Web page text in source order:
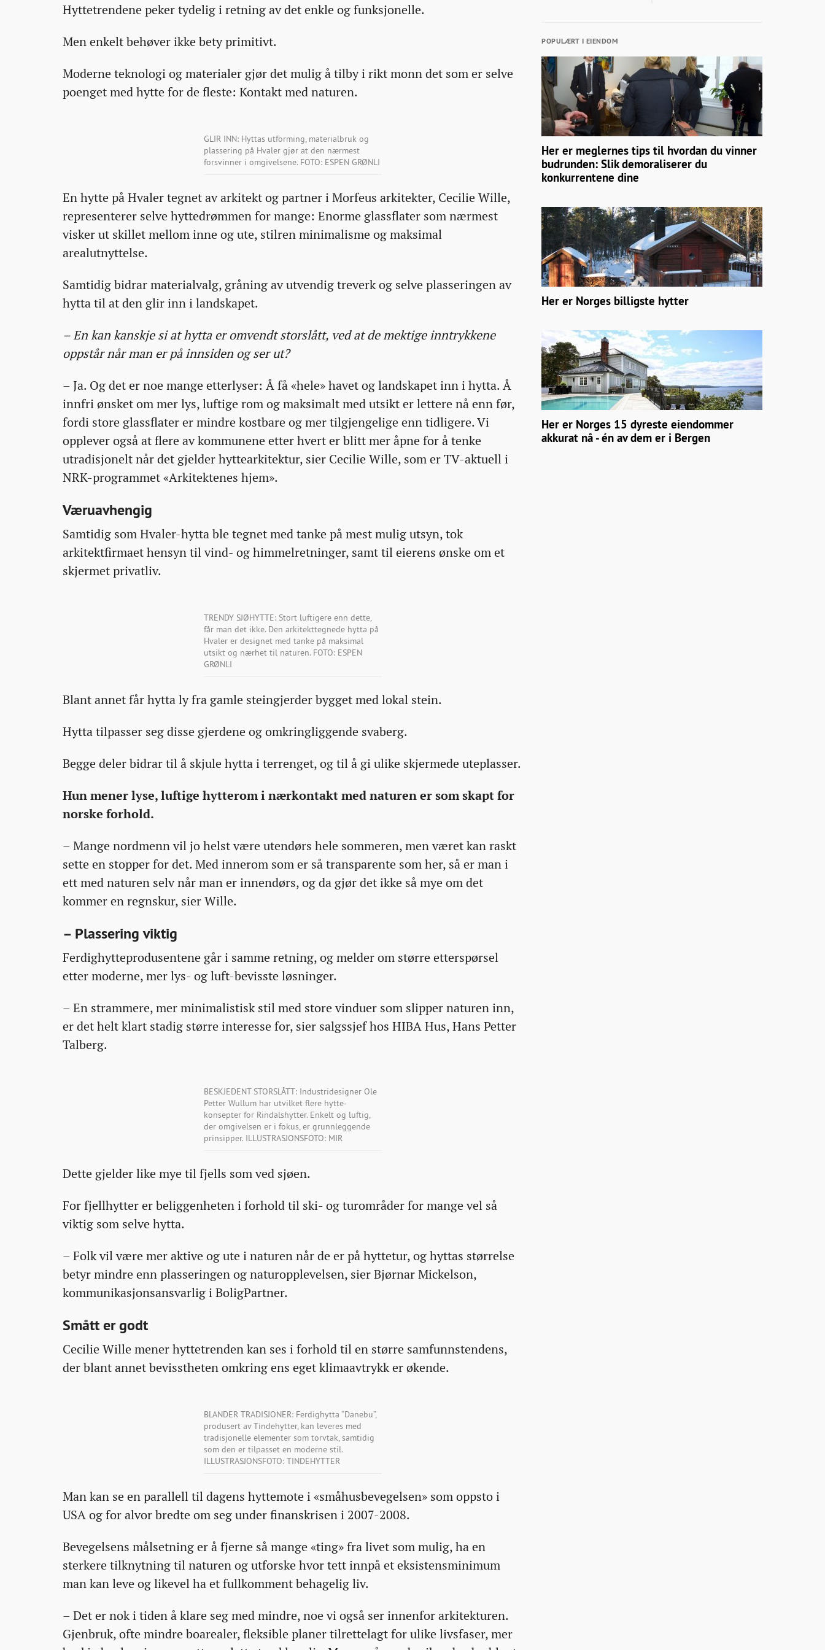
for-
mange/
21T08:51:50+00:00
21T08:51:50+00:00
21T08:51:50+00:00
Hyttetrendene peker tydelig i retning av det enkle og funksjonelle.
Men enkelt behøver ikke bety primitivt.
Moderne teknologi og materialer gjør det mulig å tilby i rikt monn det som er selve
poenget med hytte for de fleste: Kontakt med naturen.
GLIR INN: Hyttas utforming, materialbruk og
plassering på Hvaler gjør at den nærmest
forsvinner i omgivelsene. FOTO: ESPEN GRØNLI
En hytte på Hvaler tegnet av arkitekt og partner i Morfeus arkitekter, Cecilie Wille,
representerer selve hyttedrømmen for mange: Enorme glassflater som nærmest
visker ut skillet mellom inne og ute, stilren minimalisme og maksimal
arealutnyttelse.
Samtidig bidrar materialvalg, gråning av utvendig treverk og selve plasseringen av
hytta til at den glir inn i landskapet.
– En kan kanskje si at hytta er omvendt storslått, ved at de mektige inntrykkene
oppstår når man er på innsiden og ser ut?
– Ja. Og det er noe mange etterlyser: Å få «hele» havet og landskapet inn i hytta. Å
innfri ønsket om mer lys, luftige rom og maksimalt med utsikt er lettere nå enn før,
fordi store glassflater er mindre kostbare og mer tilgjengelige enn tidligere. Vi
opplever også at flere av kommunene etter hvert er blitt mer åpne for å tenke
utradisjonelt når det gjelder hyttearkitektur, sier Cecilie Wille, som er TV-aktuell i
NRK-programmet «Arkitektenes hjem».
Væruavhengig
Samtidig som Hvaler-hytta ble tegnet med tanke på mest mulig utsyn, tok
arkitektfirmaet hensyn til vind- og himmelretninger, samt til eierens ønske om et
skjermet privatliv.
TRENDY SJØHYTTE: Stort luftigere enn dette,
får man det ikke. Den arkitekttegnede hytta på
Hvaler er designet med tanke på maksimal
utsikt og nærhet til naturen. FOTO: ESPEN
GRØNLI
Blant annet får hytta ly fra gamle steingjerder bygget med lokal stein.
Hytta tilpasser seg disse gjerdene og omkringliggende svaberg.
Begge deler bidrar til å skjule hytta i terrenget, og til å gi ulike skjermede uteplasser.
Hun mener lyse, luftige hytterom i nærkontakt med naturen er som skapt for
norske forhold.
– Mange nordmenn vil jo helst være utendørs hele sommeren, men været kan raskt
sette en stopper for det. Med innerom som er så transparente som her, så er man i
ett med naturen selv når man er innendørs, og da gjør det ikke så mye om det
kommer en regnskur, sier Wille.
– Plassering viktig
Ferdighytteprodusentene går i samme retning, og melder om større etterspørsel
etter moderne, mer lys- og luft-bevisste løsninger.
– En strammere, mer minimalistisk stil med store vinduer som slipper naturen inn,
er det helt klart stadig større interesse for, sier salgssjef hos HIBA Hus, Hans Petter
Talberg.
BESKJEDENT STORSLÅTT: Industridesigner Ole
Petter Wullum har utvilket flere hytte-
konsepter for Rindalshytter. Enkelt og luftig,
der omgivelsen er i fokus, er grunnleggende
prinsipper. ILLUSTRASJONSFOTO: MIR
Dette gjelder like mye til fjells som ved sjøen.
For fjellhytter er beliggenheten i forhold til ski- og turområder for mange vel så
viktig som selve hytta.
– Folk vil være mer aktive og ute i naturen når de er på hyttetur, og hyttas størrelse
betyr mindre enn plasseringen og naturopplevelsen, sier Bjørnar Mickelson,
kommunikasjonsansvarlig i BoligPartner.
Smått er godt
Cecilie Wille mener hyttetrenden kan ses i forhold til en større samfunnstendens,
der blant annet bevisstheten omkring ens eget klimaavtrykk er økende.
BLANDER TRADISJONER: Ferdighytta “Danebu”,
produsert av Tindehytter, kan leveres med
tradisjonelle elementer som torvtak, samtidig
som den er tilpasset en moderne stil.
ILLUSTRASJONSFOTO: TINDEHYTTER
Man kan se en parallell til dagens hyttemote i «småhusbevegelsen» som oppsto i
USA og for alvor bredte om seg under finanskrisen i 2007-2008.
Bevegelsens målsetning er å fjerne så mange «ting» fra livet som mulig, ha en
sterkere tilknytning til naturen og utforske hvor tett innpå et eksistensminimum
man kan leve og likevel ha et fullkomment behagelig liv.
– Det er nok i tiden å klare seg med mindre, noe vi også ser innenfor arkitekturen.
Gjenbruk, ofte mindre boarealer, fleksible planer tilrettelagt for ulike livsfaser, mer
POPULÆRT I EIENDOM
Her er meglernes tips til hvordan du vinner
budrunden: Slik demoraliserer du
konkurrentene dine
Her er Norges billigste hytter
Her er Norges 15 dyreste eiendommer
akkurat nå - én av dem er i Bergen